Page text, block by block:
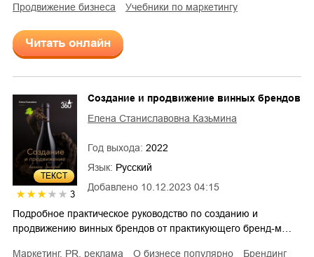
продвижение бизнеса
учебники по маркетингу
Читать онлайн
ТЕКСТ
3
Добавлено 10.12.2023 04:15
Создание и продвижение винных брендов
Елена Станиславовна Казьмина
Год выхода: 2022
Язык: Русский
Подробное практическое руководство по созданию и
продвижению винных брендов от практикующего бренд-м…
маркетинг, PR, реклама о бизнесе популярно
брендинг